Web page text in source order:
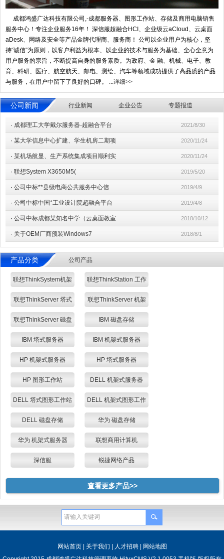
成都鸿盛广达科技有限公司,-成都服务器、图形工作站、存储及商用电脑销售
服务中心！专注企业服务16年！ 深信服超融合HCI、企业级云aCloud、云桌面
aDesk、网络及安全等产品金牌代理商、服务商！ 公司以企业用户为核心，坚
持“诚信”为原则，以客户利益为根本、以企业的技术与服务为基础、全心全意为
用户服务的宗旨，不断提高自身的服务素质。为政府、金 融、机械、电子、教
育、科研、医疗、航空航天、邮电、测绘、汽车等领域成功提供了高品质的产品
与服务，在用户中留下了良好的口碑。 ...详细>>
公司新闻 行业新闻 企业公告 专题报道
· 成都理工大学戴尔服务器-超融合平台 2021/8/30
· 某大学信息中心扩建、学生机房二期项 2020/11/24
· 某机场航显、生产系统集成项目顺利实 2020/11/24
· 联想System X3650M5( 2019/5/20
· 公司中标**县级电商公共服务中心信 2019/4/9
· 公司中标中国*工业设计院超融合平台 2019/4/8
· 公司中标成都某知名中学（云桌面教室 2018/10/12
· 关于OEM厂商预装Windows7 2018/8/1
产品分类 公司产品
联想ThinkSystem机架
式/塔式 服务器
联想ThinkStation 工作
站
联想ThinkServer 塔式
服务器
联想ThinkServer 机架
式服务器
联想ThinkServer 磁盘
存储
IBM 磁盘存储
IBM 塔式服务器 IBM 机架式服务器
HP 机架式服务器 HP 塔式服务器
HP 图形工作站 DELL 机架式服务器
DELL 塔式图形工作站 DELL 机架式图形工作
站
DELL 磁盘存储 华为 磁盘存储
华为 机架式服务器 联想商用计算机
深信服 锐捷网络产品
查看更多产品>>
网站首页| 关于我们 | 人才招聘| 网站地图